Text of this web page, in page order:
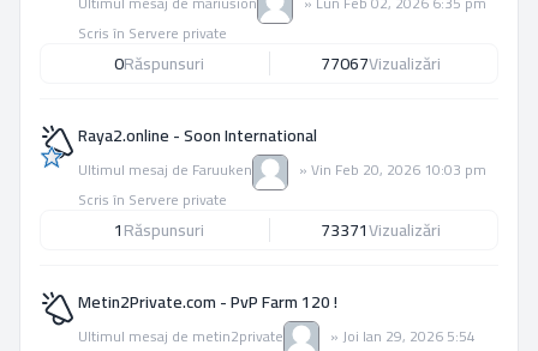
Scris în Servere private
0Răspunsuri 77067Vizualizări
Raya2.online - Soon International
Ultimul mesaj de Faruuken »Vin Feb 20, 2026 10:03 pm
Scris în Servere private
1Răspunsuri 73371Vizualizări
Metin2Private.com - PvP Farm 120 !
Ultimul mesaj de metin2private » Joi Ian 29, 2026 5:54